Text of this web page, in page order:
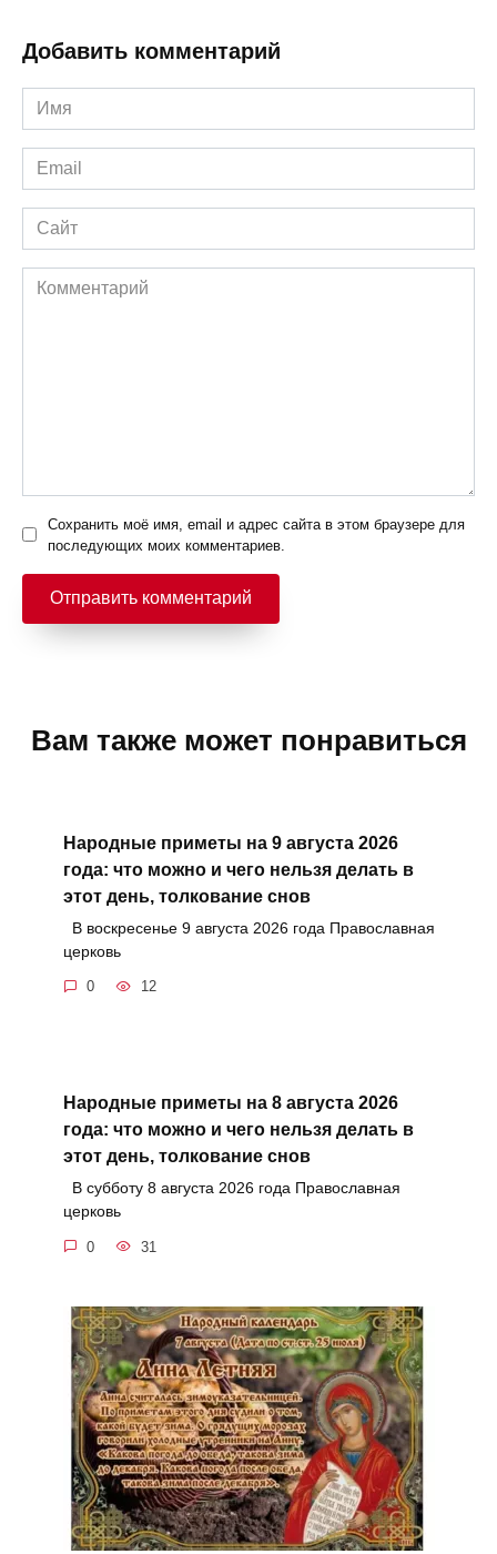
Добавить комментарий
Имя
*
Email
*
Сайт
Комментарий
Сохранить моё имя, email и адрес сайта в этом браузере для
последующих моих комментариев.
Вам также может понравиться
Народные приметы на 9 августа 2026
года: что можно и чего нельзя делать в
этот день, толкование снов
В воскресенье 9 августа 2026 года Православная
церковь
0 12
Народные приметы на 8 августа 2026
года: что можно и чего нельзя делать в
этот день, толкование снов
В субботу 8 августа 2026 года Православная
церковь
0 31